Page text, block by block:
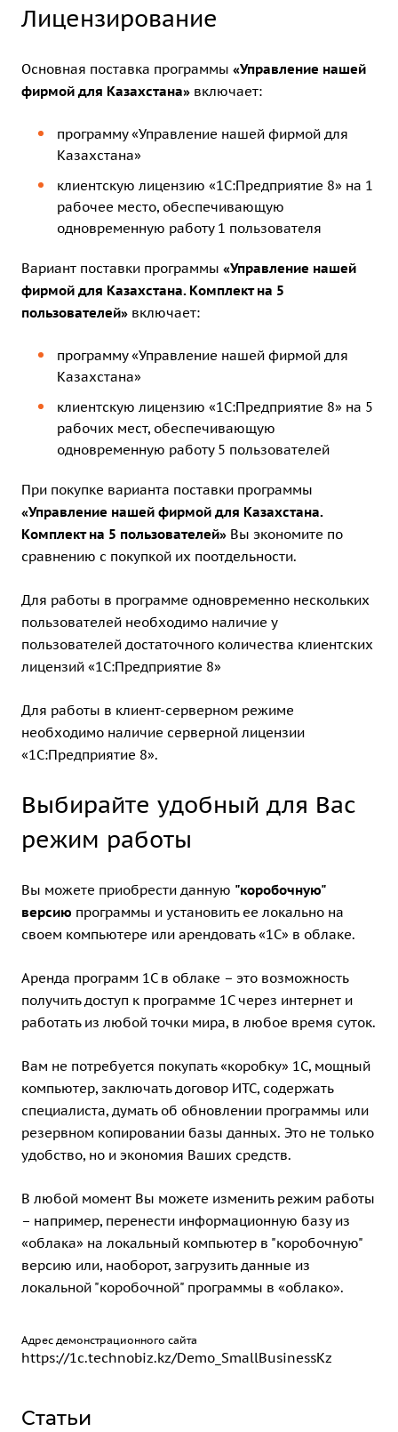
Лицензирование
Основная поставка программы «Управление нашей
фирмой для Казахстана» включает:
программу «Управление нашей фирмой для
Казахстана»
клиентскую лицензию «1С:Предприятие 8» на 1
рабочее место, обеспечивающую
одновременную работу 1 пользователя
Вариант поставки программы «Управление нашей
фирмой для Казахстана. Комплект на 5
пользователей» включает:
программу «Управление нашей фирмой для
Казахстана»
клиентскую лицензию «1С:Предприятие 8» на 5
рабочих мест, обеспечивающую
одновременную работу 5 пользователей
При покупке варианта поставки программы
«Управление нашей фирмой для Казахстана.
Комплект на 5 пользователей» Вы экономите по
сравнению с покупкой их поотдельности.
Для работы в программе одновременно нескольких
пользователей необходимо наличие у
пользователей достаточного количества клиентских
лицензий «1С:Предприятие 8»
Для работы в клиент-серверном режиме
необходимо наличие серверной лицензии
«1С:Предприятие 8».
Выбирайте удобный для Вас
режим работы
Вы можете приобрести данную "коробочную"
версию программы и установить ее локально на
своем компьютере или арендовать «1С» в облаке.
Аренда программ 1С в облаке – это возможность
получить доступ к программе 1С через интернет и
работать из любой точки мира, в любое время суток.
Вам не потребуется покупать «коробку» 1С, мощный
компьютер, заключать договор ИТС, содержать
специалиста, думать об обновлении программы или
резервном копировании базы данных. Это не только
удобство, но и экономия Ваших средств.
В любой момент Вы можете изменить режим работы
– например, перенести информационную базу из
«облака» на локальный компьютер в "коробочную"
версию или, наоборот, загрузить данные из
локальной "коробочной" программы в «облако».
Адрес демонстрационного сайта
https://1c.technobiz.kz/Demo_SmallBusinessKz
Статьи